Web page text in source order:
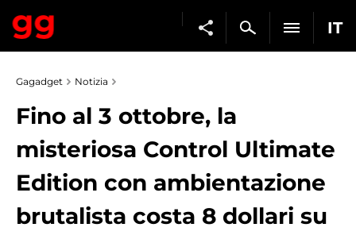
IT
Gagadget Notizia
Fino al 3 ottobre, la
misteriosa Control Ultimate
Edition con ambientazione
brutalista costa 8 dollari su